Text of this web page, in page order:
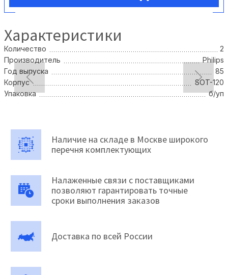
Характеристики
Количество
2
Производитель
Philips
Год выпуска
85
Корпус
SOT-120
Упаковка
б/уп
Наличие на складе в Москве широкого
перечня комплектующих
Налаженные связи с поставщиками
позволяют гарантировать точные
сроки выполнения заказов
Доставка по всей России